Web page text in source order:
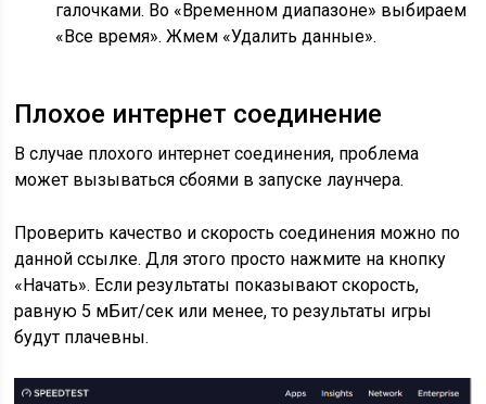
галочками. Во «Временном диапазоне» выбираем
«Все время». Жмем «Удалить данные».
Плохое интернет соединение
В случае плохого интернет соединения, проблема
может вызываться сбоями в запуске лаунчера.
Проверить качество и скорость соединения можно по
данной ссылке. Для этого просто нажмите на кнопку
«Начать». Если результаты показывают скорость,
равную 5 мБит/сек или менее, то результаты игры
будут плачевны.